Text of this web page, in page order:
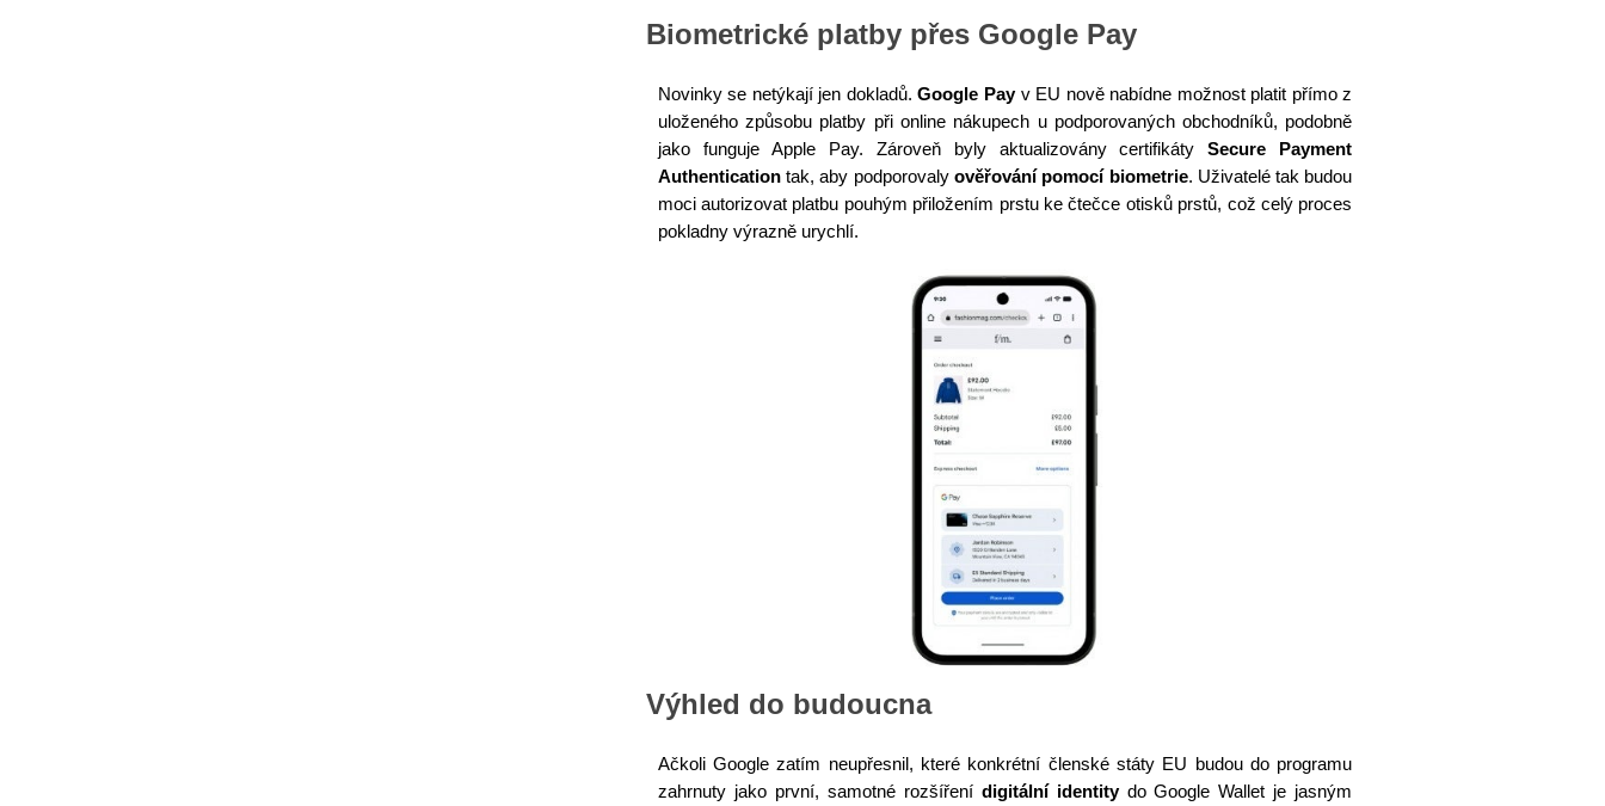
Biometrické platby přes Google Pay
Novinky se netýkají jen dokladů.Google Payv EU nově nabídne možnost platit přímo z
uloženého způsobu platby při online nákupech u podporovaných obchodníků, podobně
jako funguje Apple Pay. Zároveň byly aktualizovány certifikátySecure Payment
Authenticationtak, aby podporovaly ověřování pomocí biometrie. Uživatelé tak budou
moci autorizovat platbu pouhým přiložením prstu ke čtečce otisků prstů, což celý proces
pokladny výrazně urychlí.
Výhled do budoucna
Ačkoli Google zatím neupřesnil, které konkrétní členské státy EU budou do programu
zahrnuty jako první, samotné rozšíření digitální identitydo Google Wallet je jasným